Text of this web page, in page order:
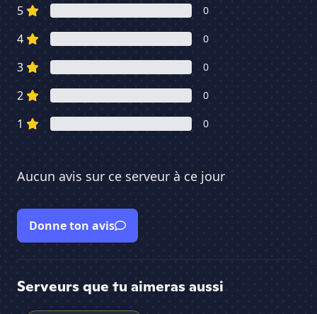
5 0
4 0
3 0
2 0
1 0
Aucun avis sur ce serveur à ce jour
Donne ton avis
Serveurs que tu aimeras aussi